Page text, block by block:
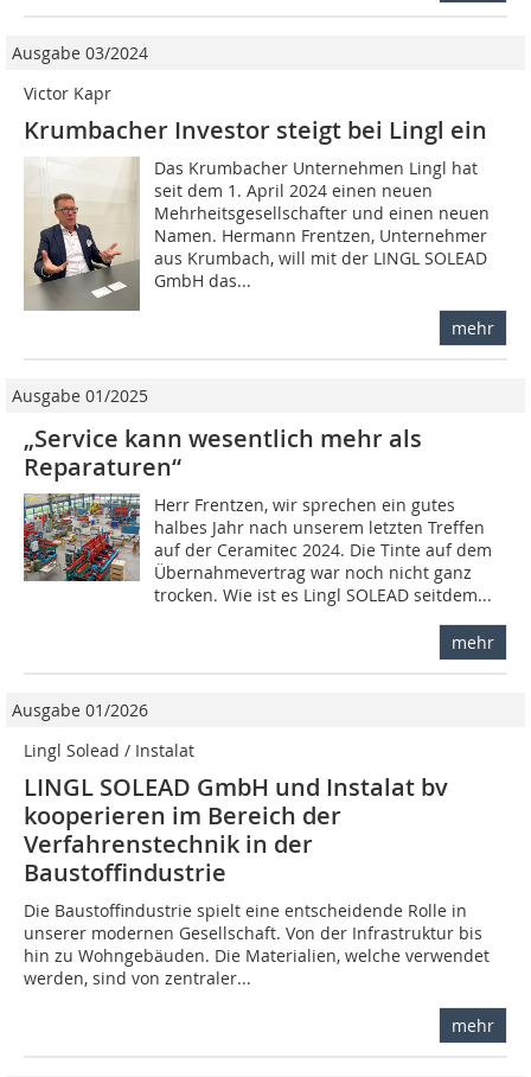
Ausgabe 03/2024
Victor Kapr
Krumbacher Investor steigt bei Lingl ein
Das Krumbacher Unternehmen Lingl hat
seit dem 1. April 2024 einen neuen
Mehrheitsgesellschafter und einen neuen
Namen. Hermann Frentzen, Unternehmer
aus Krumbach, will mit der LINGL SOLEAD
GmbH das...
mehr
Ausgabe 01/2025
„Service kann wesentlich mehr als
Reparaturen“
Herr Frentzen, wir sprechen ein gutes
halbes Jahr nach unserem letzten Treffen
auf der Ceramitec 2024. Die Tinte auf dem
Übernahmevertrag war noch nicht ganz
trocken. Wie ist es Lingl SOLEAD seitdem...
mehr
Ausgabe 01/2026
Lingl Solead / Instalat
LINGL SOLEAD GmbH und Instalat bv
kooperieren im Bereich der
Verfahrenstechnik in der
Baustoffindustrie
Die Baustoffindustrie spielt eine entscheidende Rolle in
unserer modernen Gesellschaft. Von der Infrastruktur bis
hin zu Wohngebäuden. Die Materialien, welche verwendet
werden, sind von zentraler...
mehr